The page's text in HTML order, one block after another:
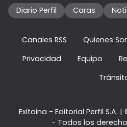
Diario Perfil Caras
Canales RSS Quienes
Privacidad
Equipo
Exitoina - Editorial Perfil S.A. |
- Todos los